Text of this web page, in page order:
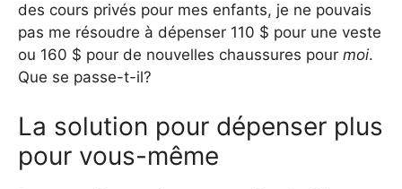
des cours privés pour mes enfants, je ne pouvais
pas me résoudre à dépenser 110 $ pour une veste
ou 160 $ ​​pour de nouvelles chaussures pour moi.
Que se passe-t-il?
La solution pour dépenser plus
pour vous-même